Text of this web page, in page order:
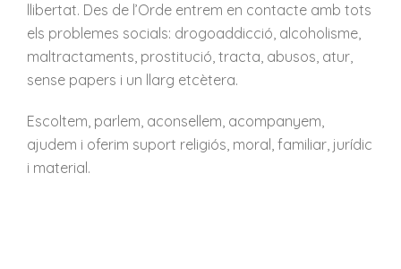
llibertat. Des de l’Orde entrem en contacte amb tots
els problemes socials: drogoaddicció, alcoholisme,
maltractaments, prostitució, tracta, abusos, atur,
sense papers i un llarg etcètera.
Escoltem, parlem, aconsellem, acompanyem,
ajudem i oferim suport religiós, moral, familiar, jurídic
i material.